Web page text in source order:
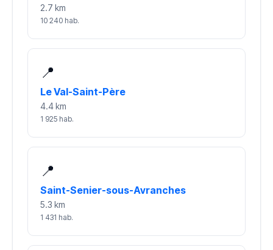
2.7 km
10 240 hab.
📍
Le Val-Saint-Père
4.4 km
1 925 hab.
📍
Saint-Senier-sous-Avranches
5.3 km
1 431 hab.